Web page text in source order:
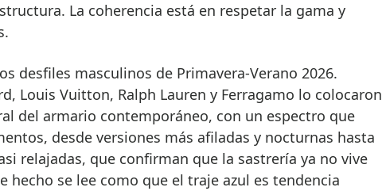
La coherencia está en respetar la gama y
desfiles masculinos de Primavera-Verano 2026.
Louis Vuitton, Ralph Lauren y Ferragamo lo colocaron
del armario contemporáneo, con un espectro que
desde versiones más afiladas y nocturnas hasta
relajadas, que confirman que la sastrería ya no vive
hecho se lee como que el traje azul es tendencia